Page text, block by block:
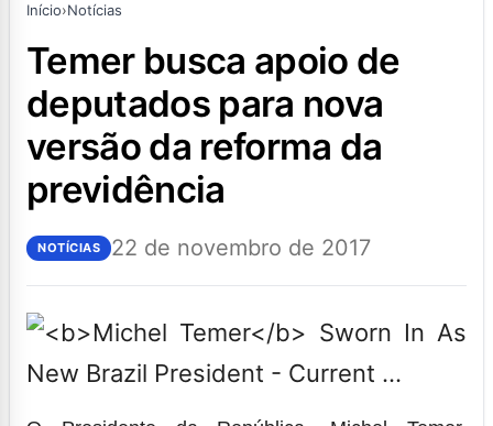
Início›Notícias
temer busca apoio de
deputados para nova
versão da reforma da
previdência
NOTÍCIAS 22 de novembro de 2017